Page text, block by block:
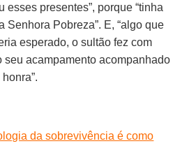
esses presentes”, porque “tinha
Senhora Pobreza”. E, “algo que
esperado, o sultão fez com
seu acampamento acompanhado
da sobrevivência é como